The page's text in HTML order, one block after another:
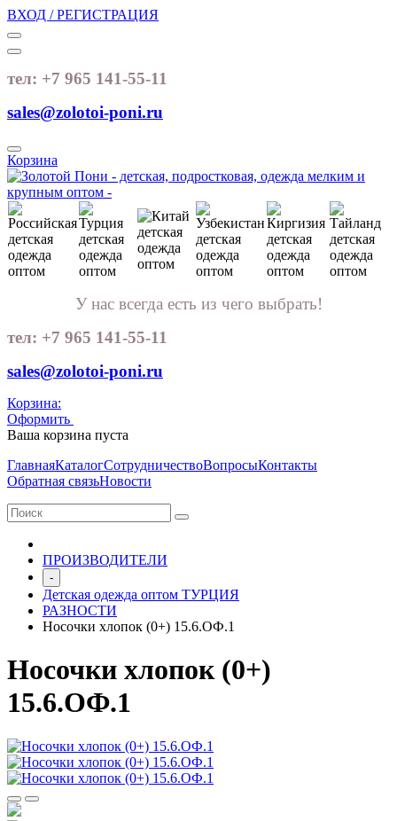
ВХОД / РЕГИСТРАЦИЯ
тел: +7 965 141-55-11
sales@zolotoi-poni.ru
Корзина
У нас всегда есть из чего выбрать!
тел: +7 965 141-55-11
sales@zolotoi-poni.ru
Корзина:
Оформить
Ваша корзина пуста
ГлавнаяКаталогСотрудничествоВопросыКонтакты
Обратная связьНовости
ПРОИЗВОДИТЕЛИ
-
Детская одежда оптом ТУРЦИЯ
РАЗНОСТИ
Носочки хлопок (0+) 15.6.ОФ.1
Носочки хлопок (0+)
15.6.ОФ.1